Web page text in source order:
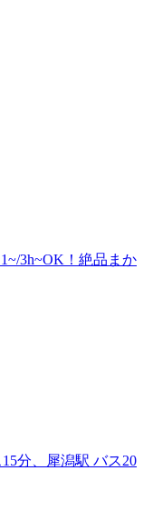
3h~OK！絶品まか
分、犀潟駅 バス20